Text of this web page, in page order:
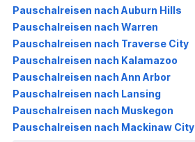
Pauschalreisen nach Auburn Hills
Pauschalreisen nach Warren
Pauschalreisen nach Traverse City
Pauschalreisen nach Kalamazoo
Pauschalreisen nach Ann Arbor
Pauschalreisen nach Lansing
Pauschalreisen nach Muskegon
Pauschalreisen nach Mackinaw City